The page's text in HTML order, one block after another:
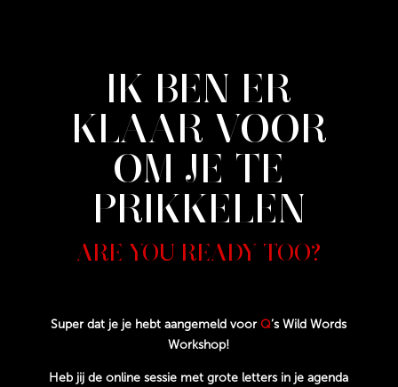
IK BEN ER
KLAAR VOOR
OM JE TE
PRIKKELEN
ARE YOU READY TOO?
Super dat je je hebt aangemeld voorQ’s Wild Words
Workshop!
Heb jij de online sessie met grote letters in je agenda